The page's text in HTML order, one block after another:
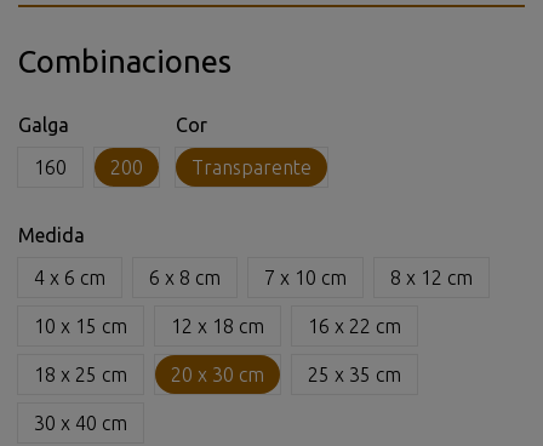
Combinaciones
Galga
160
200
Cor
Transparente
Medida
4 x 6 cm
6 x 8 cm 7 x 10 cm 8 x 12 cm
10 x 15 cm 12 x 18 cm 16 x 22 cm
18 x 25 cm 20 x 30 cm 25 x 35 cm
30 x 40 cm